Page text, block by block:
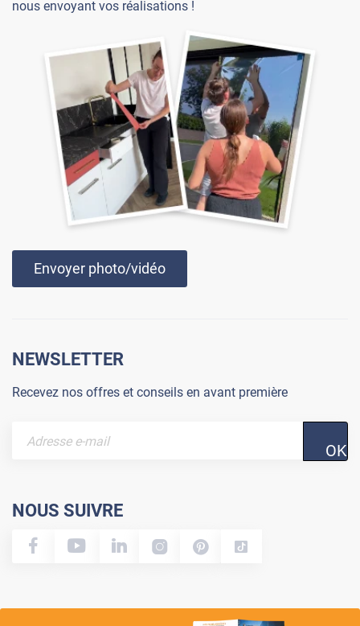
nous envoyant vos réalisations !
Envoyer photo/vidéo
NEWSLETTER
Recevez nos offres et conseils en avant première
OK
NOUS SUIVRE